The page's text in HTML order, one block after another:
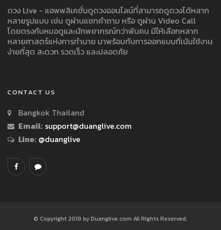
ดวง Live - แอพพลิเคชั่นดูดวงออนไลน์ที่สามารถดูดวงได้หลาก
หลายรูปแบบ เช่น ดูผ่านแชทคำถาม หรือ ดูผ่าน Video Call
โดยตรงกับหมอดูและนักพยากรณ์กว่าพันคน มีให้เลือกหลาก
หลายศาสตร์แห่งการทำนาย มาพร้อมกับการออกแบบที่เน้นใช้งาน
ง่ายที่สุด สะดวก รวดเร็ว และปลอดภัย
CONTACT US
Bangkok Thailand
Email: support@duanglive.com
Line: @duanglive
© Copyright 2018 by Duanglive.com All Rights Reserved.